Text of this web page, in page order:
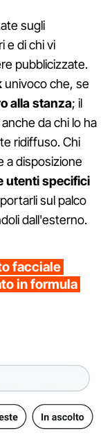
sugli
e di chi vi
pubblicizzate.
univoco che, se
alla stanza; il
da chi lo ha
ridiffuso. Chi
a disposizione
utenti specifici
sul palco
dall'esterno.
facciale
in formula